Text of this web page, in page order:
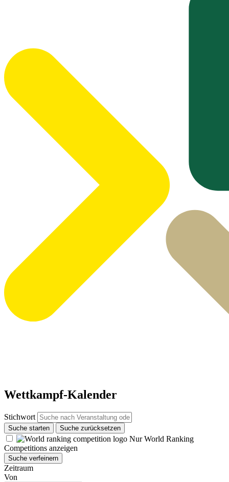
Wettkampf-Kalender
Stichwort
Suche starten Suche zurücksetzen
Nur World Ranking
Competitions anzeigen
Suche verfeinern
Zeitraum
Von